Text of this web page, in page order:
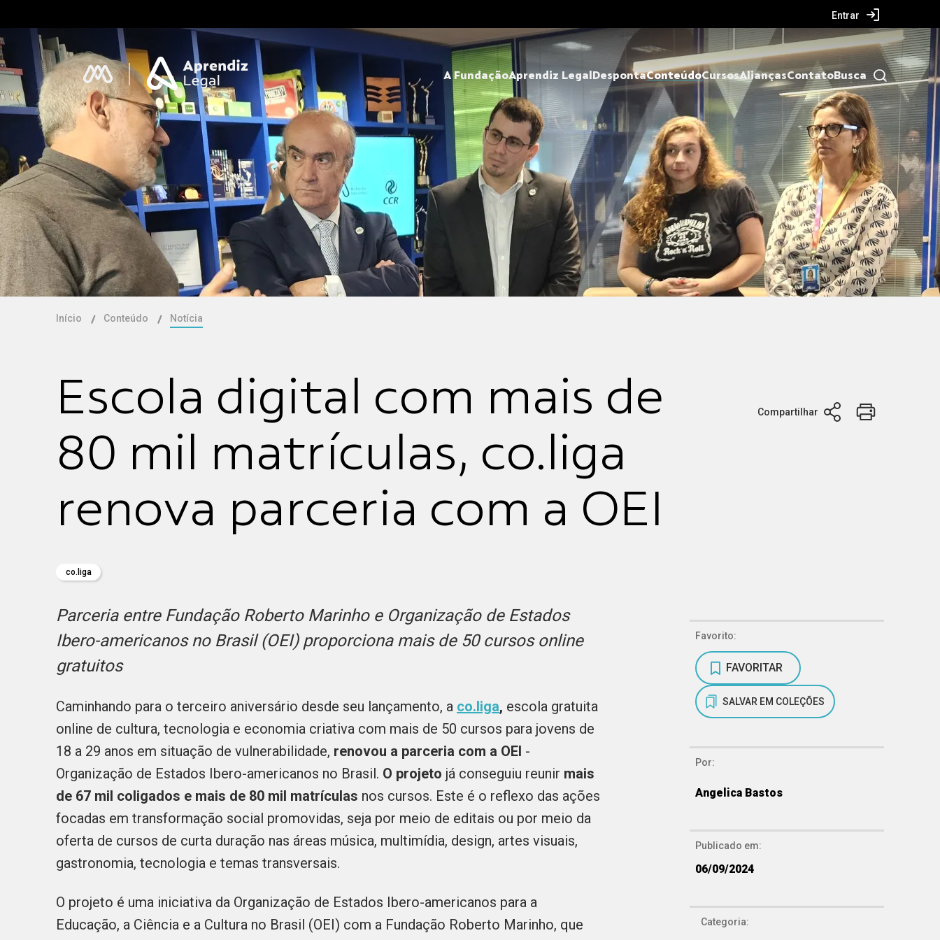
Entrar
A FundaçãoAprendiz Legal DespontaConteúdoCursosAliançasContatoBusca
Início Conteúdo Notícia
Escola digital com mais de
80 mil matrículas, co.liga
renova parceria com a OEI
co.liga
Compartilhar
Parceria entre Fundação Roberto Marinho e Organização de Estados
Ibero-americanos no Brasil (OEI) proporciona mais de 50 cursos online
gratuitos
Caminhando para o terceiro aniversário desde seu lançamento, a co.liga, escola gratuita
online de cultura, tecnologia e economia criativa com mais de 50 cursos para jovens de
18 a 29 anos em situação de vulnerabilidade, renovou a parceria com a OEI -
Organização de Estados Ibero-americanos no Brasil. O projeto já conseguiu reunir mais
de 67 mil coligados e mais de 80 mil matrículas nos cursos. Este é o reflexo das ações
focadas em transformação social promovidas, seja por meio de editais ou por meio da
oferta de cursos de curta duração nas áreas música, multimídia, design, artes visuais,
gastronomia, tecnologia e temas transversais.
O projeto é uma iniciativa da Organização de Estados Ibero-americanos para a
Educação, a Ciência e a Cultura no Brasil (OEI) com a Fundação Roberto Marinho, que
Favorito:
FAVORITAR
SALVAR EM COLEÇÕES
Por:
Angelica Bastos
Publicado em:
06/09/2024
Categoria: